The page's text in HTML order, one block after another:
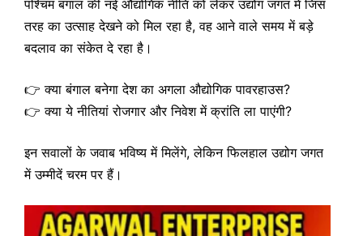
पश्चिम बंगाल की नई औद्योगिक नीति को लेकर उद्योग जगत में जिस
तरह का उत्साह देखने को मिल रहा है, वह आने वाले समय में बड़े
बदलाव का संकेत दे रहा है।
👉 क्या बंगाल बनेगा देश का अगला औद्योगिक पावरहाउस?
👉 क्या ये नीतियां रोजगार और निवेश में क्रांति ला पाएंगी?
इन सवालों के जवाब भविष्य में मिलेंगे, लेकिन फिलहाल उद्योग जगत
में उम्मीदें चरम पर हैं।